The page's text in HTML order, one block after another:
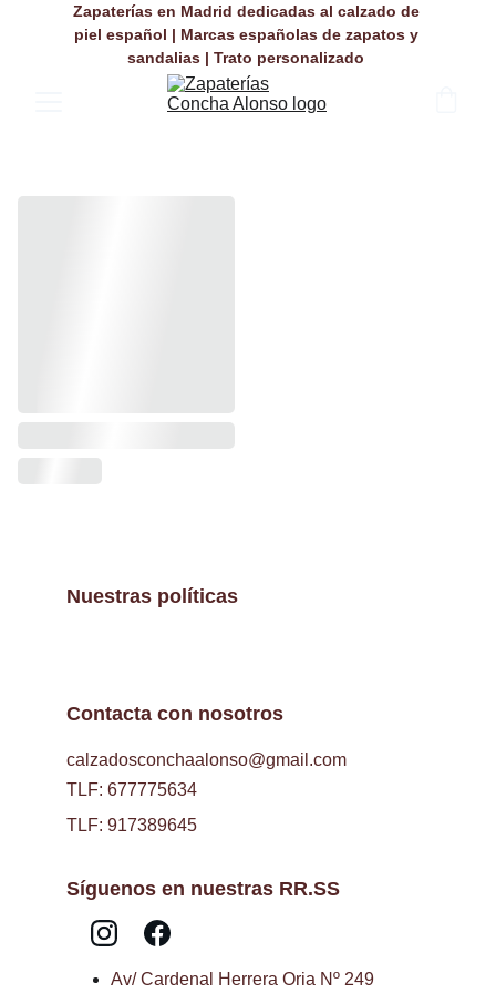
Zapaterías en Madrid dedicadas al calzado de
piel español | Marcas españolas de zapatos y
sandalias | Trato personalizado
Contacta con nosotros
calzadosconchaalonso@gmail.com
Síguenos en nuestras RR.SS
Nuestras políticas
TLF: 677775634
TLF: 917389645
Av/ Cardenal Herrera Oria Nº 249